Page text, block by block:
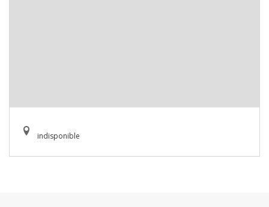
indisponible